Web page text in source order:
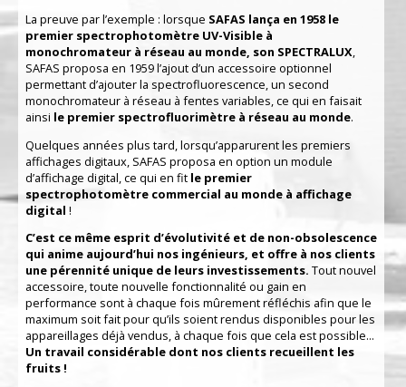
La preuve par l’exemple : lorsque SAFAS lança en 1958 le
premier spectrophotomètre UV-Visible à
monochromateur à réseau au monde, son SPECTRALUX,
SAFAS proposa en 1959 l’ajout d’un accessoire optionnel
permettant d’ajouter la spectrofluorescence, un second
monochromateur à réseau à fentes variables, ce qui en faisait
ainsi le premier spectrofluorimètre à réseau au monde.
Quelques années plus tard, lorsqu’apparurent les premiers
affichages digitaux, SAFAS proposa en option un module
d’affichage digital, ce qui en fit le premier
spectrophotomètre commercial au monde à affichage
digital !
C’est ce même esprit d’évolutivité et de non-obsolescence
qui anime aujourd’hui nos ingénieurs, et offre à nos clients
une pérennité unique de leurs investissements. Tout nouvel
accessoire, toute nouvelle fonctionnalité ou gain en
performance sont à chaque fois mûrement réfléchis afin que le
maximum soit fait pour qu’ils soient rendus disponibles pour les
appareillages déjà vendus, à chaque fois que cela est possible...
Un travail considérable dont nos clients recueillent les
fruits !